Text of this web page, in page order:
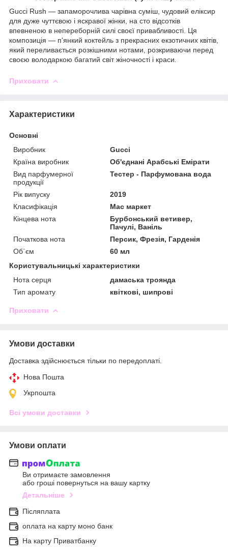
Gucci Rush ― запаморочлива чарівна суміш, чудовий еліксир
для дуже чуттєвою і яскравої жінки, на сто відсотків
впевненою в непереборній силі своєї привабливості. Ця
композиція ― п'янкий коктейль з прекрасних екзотичних квітів,
який переливається розкішними нотами, розкриваючи перед
своєю володаркою багатий світ жіночності і краси
Приховати
Характеристики
Основні
Виробник
Gucci
Країна виробник
Об'єднані Арабські Емірати
Вид парфумерної
продукції
Тестер - Парфумована вода
Рік випуску
2019
Класифікація
Мас маркет
Кінцева нота
Бурбонський ветивер,
Пачулі, Ваніль
Початкова нота
Персик, Фрезія, Гарденія
Об`єм
60 мл
Користувальницькі характеристики
Нота серця
дамаська троянда
Тип аромату
квіткові, шипрові
Приховати
Умови доставки
Доставка здійснюється тільки по передоплаті.
Нова Пошта
Укрпошта
Всі умови доставки
Умови оплати
Ви отримаєте замовлення
або гроші повернуться на вашу картку
Детальніше
Післяплата
оплата на карту моно банк
На карту Приватбанку